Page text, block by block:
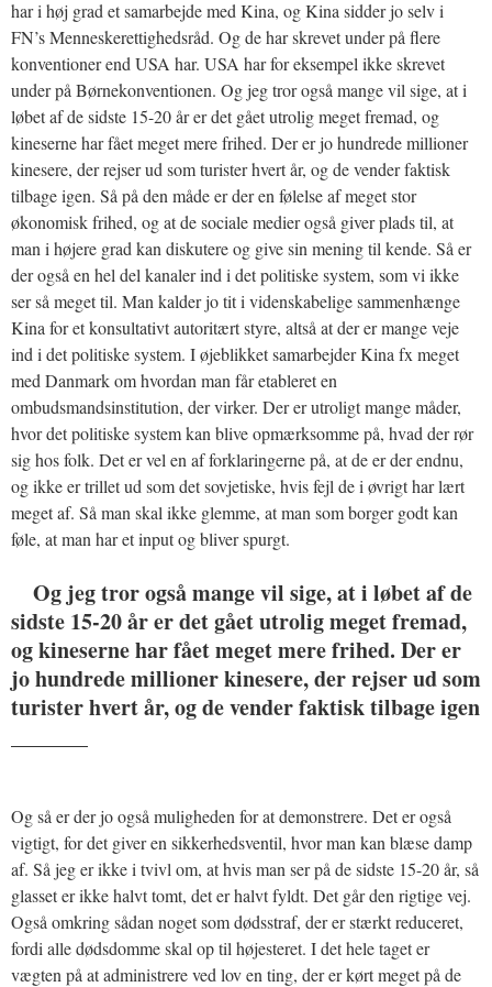
har i høj grad et samarbejde med Kina, og Kina sidder jo selv i
FN’s Menneskerettighedsråd. Og de har skrevet under på flere
konventioner end USA har. USA har for eksempel ikke skrevet
under på Børnekonventionen. Og jeg tror også mange vil sige, at i
løbet af de sidste 15-20 år er det gået utrolig meget fremad, og
kineserne har fået meget mere frihed. Der er jo hundrede millioner
kinesere, der rejser ud som turister hvert år, og de vender faktisk
tilbage igen. Så på den måde er der en følelse af meget stor
økonomisk frihed, og at de sociale medier også giver plads til, at
man i højere grad kan diskutere og give sin mening til kende. Så er
der også en hel del kanaler ind i det politiske system, som vi ikke
ser så meget til. Man kalder jo tit i videnskabelige sammenhænge
Kina for et konsultativt autoritært styre, altså at der er mange veje
ind i det politiske system. I øjeblikket samarbejder Kina fx meget
med Danmark om hvordan man får etableret en
ombudsmandsinstitution, der virker. Der er utroligt mange måder,
hvor det politiske system kan blive opmærksomme på, hvad der rør
sig hos folk. Det er vel en af forklaringerne på, at de er der endnu,
og ikke er trillet ud som det sovjetiske, hvis fejl de i øvrigt har lært
meget af. Så man skal ikke glemme, at man som borger godt kan
føle, at man har et input og bliver spurgt.
Og jeg tror også mange vil sige, at i løbet af de
sidste 15-20 år er det gået utrolig meget fremad,
og kineserne har fået meget mere frihed. Der er
jo hundrede millioner kinesere, der rejser ud som
turister hvert år, og de vender faktisk tilbage igen
Og så er der jo også muligheden for at demonstrere. Det er også
vigtigt, for det giver en sikkerhedsventil, hvor man kan blæse damp
af. Så jeg er ikke i tvivl om, at hvis man ser på de sidste 15-20 år, så
glasset er ikke halvt tomt, det er halvt fyldt. Det går den rigtige vej.
Også omkring sådan noget som dødsstraf, der er stærkt reduceret,
fordi alle dødsdomme skal op til højesteret. I det hele taget er
vægten på at administrere ved lov en ting, der er kørt meget på de